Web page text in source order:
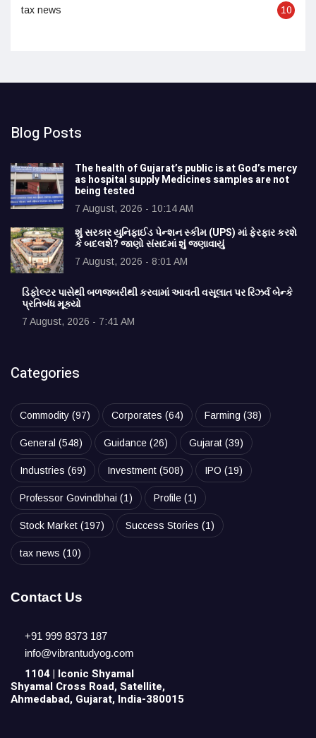
tax news 10
Blog Posts
The health of Gujarat’s public is at God’s mercy
as hospital supply Medicines samples are not
being tested
7 August, 2026 - 10:14 AM
શું સરકાર યુનિફાઈડ પેન્શન સ્કીમ (UPS) માં ફેરફાર કરશે
કે બદલશે? જાણો સંસદમાં શું જણાવાયું
7 August, 2026 - 8:01 AM
ડિફોલ્ટર પાસેથી બળજબરીથી કરવામાં આવતી વસૂલાત પર રિઝર્વ બેન્કે
પ્રતિબંધ મૂક્યો
7 August, 2026 - 7:41 AM
Categories
Commodity (97) Corporates (64) Farming (38)
General (548) Guidance (26) Gujarat (39)
Industries (69) Investment (508) IPO (19)
Professor Govindbhai (1) Profile (1)
Stock Market (197) Success Stories (1)
tax news (10)
Contact Us
+91 999 8373 187
info@vibrantudyog.com
1104 | Iconic Shyamal
Shyamal Cross Road, Satellite,
Ahmedabad, Gujarat, India-380015